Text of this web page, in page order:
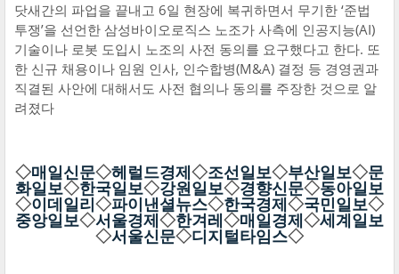
닷새간의 파업을 끝내고 6일 현장에 복귀하면서 무기한 ‘준법
투쟁’을 선언한 삼성바이오로직스 노조가 사측에 인공지능(AI)
기술이나 로봇 도입시 노조의 사전 동의를 요구했다고 한다. 또
한 신규 채용이나 임원 인사, 인수합병(M&A) 결정 등 경영권과
직결된 사안에 대해서도 사전 협의나 동의를 주장한 것으로 알
려졌다
◇매일신문◇헤럴드경제◇조선일보◇부산일보◇문
화일보◇한국일보◇강원일보◇경향신문◇동아일보
◇이데일리◇파이낸셜뉴스◇한국경제◇국민일보◇
중앙일보◇서울경제◇한겨레◇매일경제◇세계일보
◇서울신문◇디지털타임스◇